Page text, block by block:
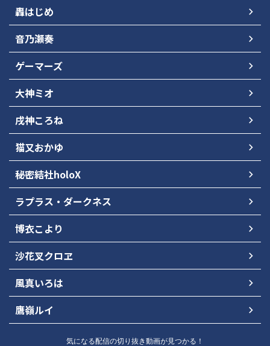
轟はじめ
音乃瀬奏
ゲーマーズ
大神ミオ
戌神ころね
猫又おかゆ
秘密結社holoX
ラプラス・ダークネス
博衣こより
沙花叉クロヱ
風真いろは
鷹嶺ルイ
気になる配信の切り抜き動画が見つかる！